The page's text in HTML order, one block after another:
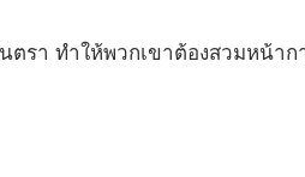
ตรา ทำให้พวกเขาต้องสวมหน้า